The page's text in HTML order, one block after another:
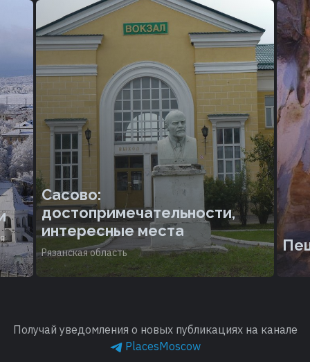
Сасово:
достопримечательности,
интересные места
Рязанская область
Получай уведомления о новых публикациях на канале
PlacesMoscow